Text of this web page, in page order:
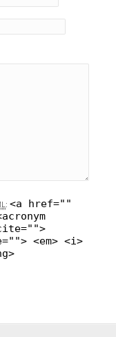
: <a href=""
<em> <i>